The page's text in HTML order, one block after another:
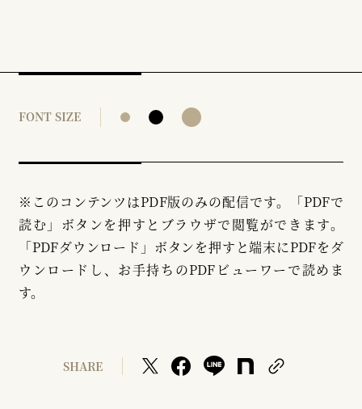
FONT SIZE
※このコンテンツはPDF版のみの配信です。「PDFで
読む」ボタンを押すとブラウザで閲覧ができます。
「PDFダウンロード」ボタンを押すと端末にPDFをダ
ウンロードし、お手持ちのPDFビューワーで読めま
す。
SHARE